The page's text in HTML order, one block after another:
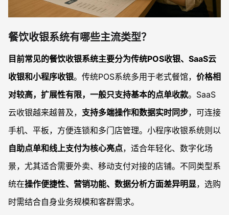
餐饮收银系统有哪些主流类型？
目前常见的餐饮收银系统主要分为传统POS收银、SaaS云
收银和小程序收银。传统POS系统多用于老式餐馆， 价格相
对较高，扩展性有限，一般只支持基本的点单收款。SaaS
云收银越来越普及， 支持多端操作和数据实时同步，可连接
手机、平板，方便连锁和多门店管理。小程序收银系统则以
自助点单和线上支付为核心亮点，适合年轻化、数字化场
景，尤其适合需要外卖、移动支付对接的店铺。不同类型系
统在操作便捷性、营销功能、数据分析方面差异明显，选购
时需结合自身业务规模和客群需求。